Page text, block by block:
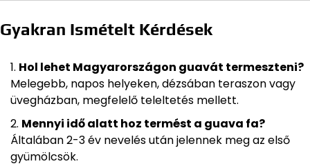
Gyakran Ismételt Kérdések
Hol lehet Magyarországon guavát termeszteni?
Melegebb, napos helyeken, dézsában teraszon vagy
üvegházban, megfelelő teleltetés mellett.
Mennyi idő alatt hoz termést a guava fa?
Általában 2-3 év nevelés után jelennek meg az első
gyümölcsök.